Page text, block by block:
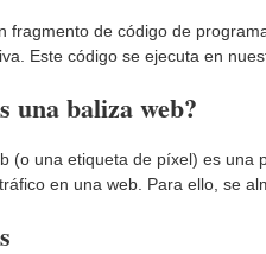
fragmento de código de
Este código se ejecuta en
una baliza web?
(o una etiqueta de píxel) es una
en una web. Para ello, se